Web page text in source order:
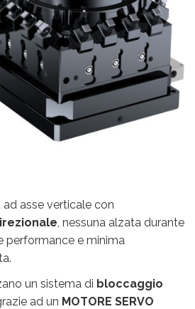
asse verticale con
, nessuna alzata durante
performance e minima
un sistema di bloccaggio
ad un MOTORE SERVO